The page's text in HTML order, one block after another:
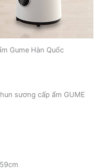
Gume Hàn Quốc
sương cấp ẩm GUME